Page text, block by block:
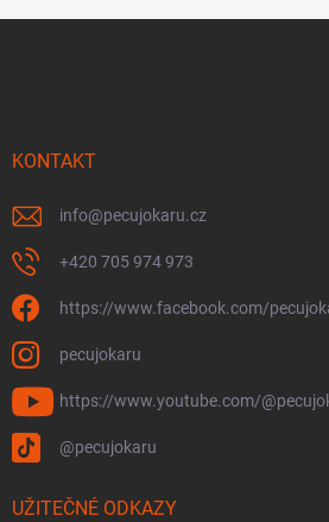
KONTAKT
info@pecujokaru.cz
+420 705 974 973
https://www.facebook.com/
pecujokaru
https://www.youtube.com/
@pecujokaru
UŽITEČNÉ ODKAZY